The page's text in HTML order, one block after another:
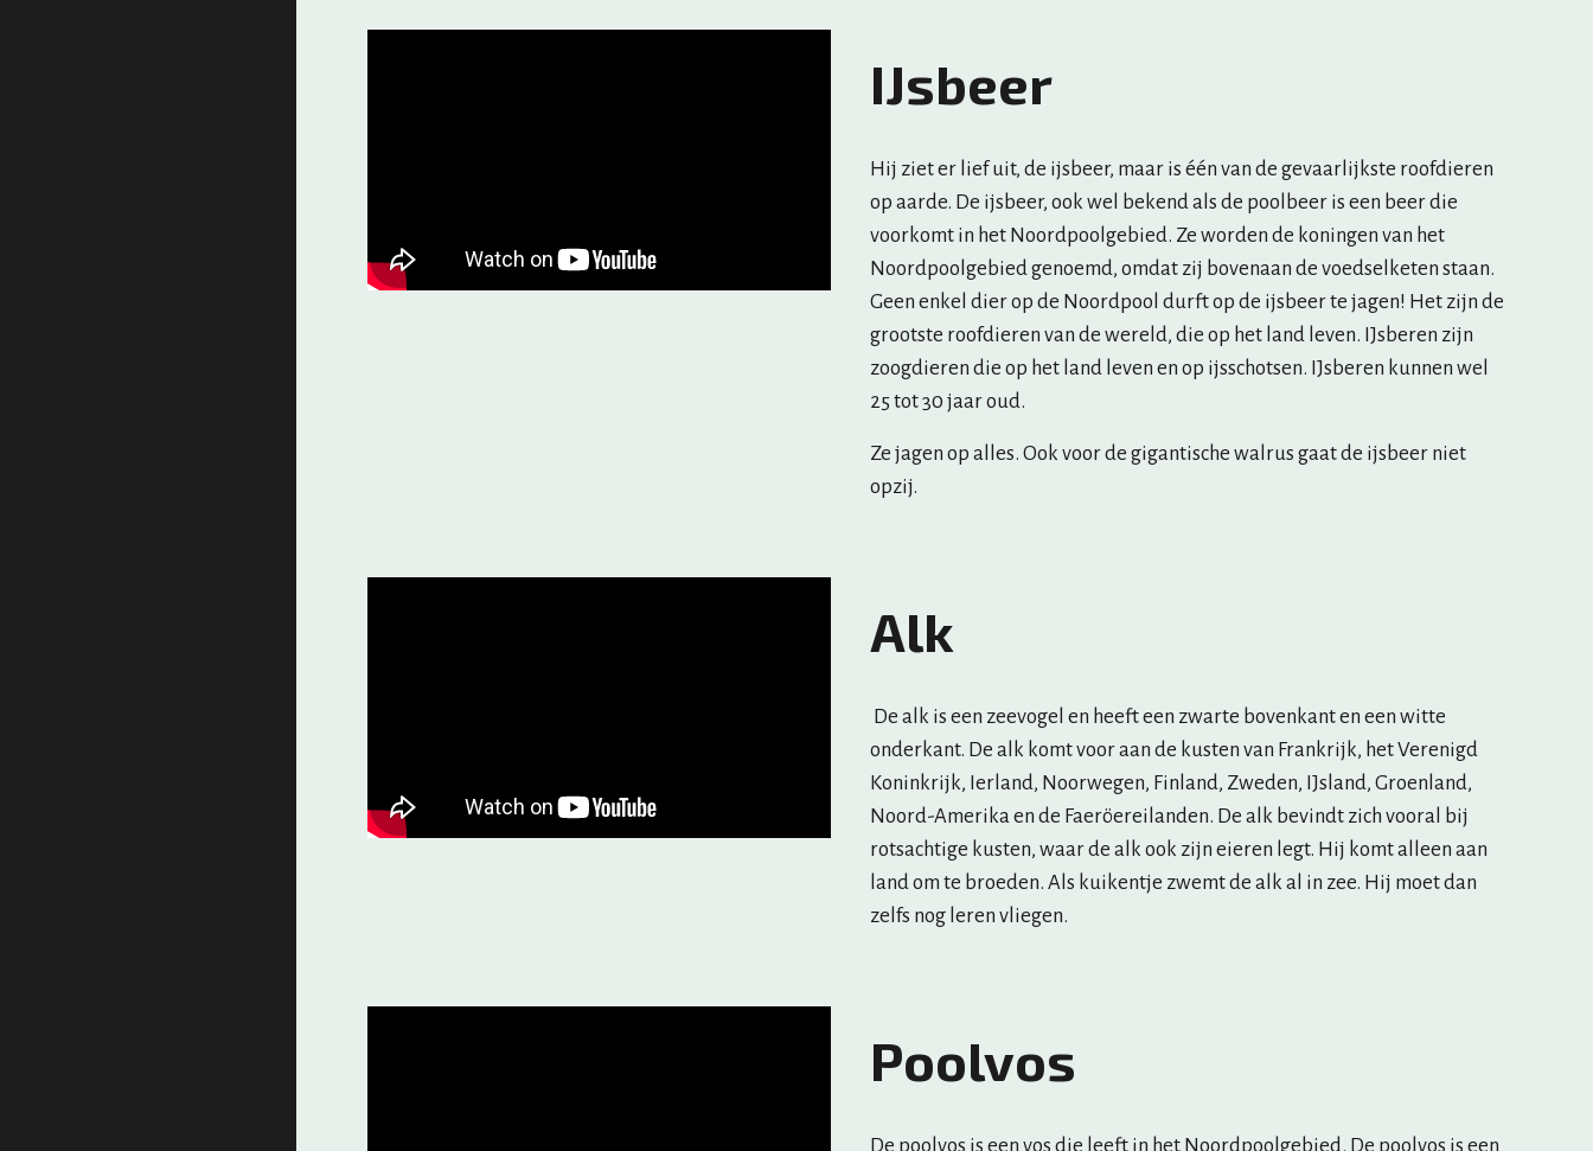
IJsbeer
Hij ziet er lief uit, de ijsbeer, maar is één van de gevaarlijkste roofdieren
op aarde. De ijsbeer, ook wel bekend als de poolbeer is een beer die
voorkomt in het Noordpoolgebied. Ze worden de koningen van het
Noordpoolgebied genoemd, omdat zij bovenaan de voedselketen staan.
Geen enkel dier op de Noordpool durft op de ijsbeer te jagen! Het zijn de
grootste roofdieren van de wereld, die op het land leven. IJsberen zijn
zoogdieren die op het land leven en op ijsschotsen. IJsberen kunnen wel
25 tot 30 jaar oud.
Ze jagen op alles. Ook voor de gigantische walrus gaat de ijsbeer niet
opzij.
Alk
onderkant. De alk komt voor aan de kusten van Frankrijk, het Verenigd
Koninkrijk, Ierland, Noorwegen, Finland, Zweden, IJsland, Groenland,
Noord-Amerika en de Faeröereilanden. De alk bevindt zich vooral bij
rotsachtige kusten, waar de alk ook zijn eieren legt. Hij komt alleen aan
land om te broeden. Als kuikentje zwemt de alk al in zee. Hij moet dan
zelfs nog leren vliegen.
Poolvos
De poolvos is een vos die leeft in het Noordpoolgebied. De poolvos is een